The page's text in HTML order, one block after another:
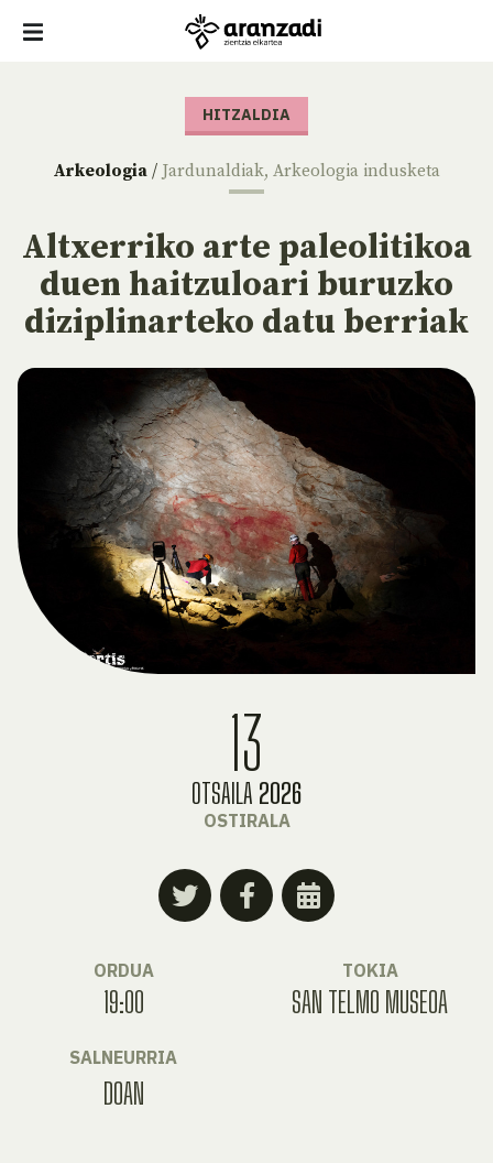
HITZALDIA
Arkeologia/ Jardunaldiak, Arkeologia indusketa
Altxerriko arte paleolitikoa
duen haitzuloari buruzko
diziplinarteko datu berriak
13
OTSAILA 2026
OSTIRALA
ORDUA
19:00
TOKIA
SAN TELMO MUSEOA
SALNEURRIA
DOAN